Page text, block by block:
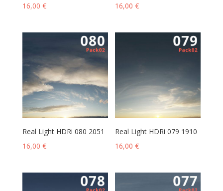
16,00 €
16,00€
Real Light HDRi 080 2051
16,00 €
Real Light HDRi 079 1910
16,00€